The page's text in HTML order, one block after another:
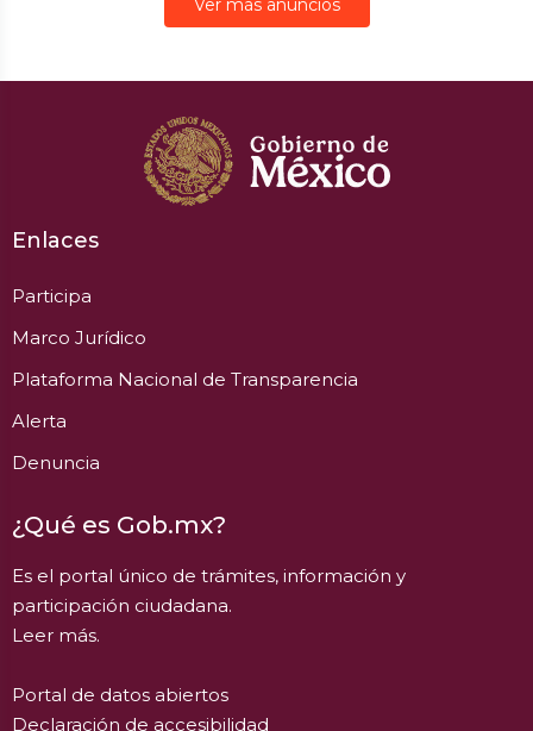
Ver más anuncios
Enlaces
Participa
Marco Jurídico
Plataforma Nacional de Transparencia
Alerta
Denuncia
¿Qué es Gob.mx?
Es el portal único de trámites, información y
participación ciudadana.
Leer más.
Portal de datos abiertos
Declaración de accesibilidad